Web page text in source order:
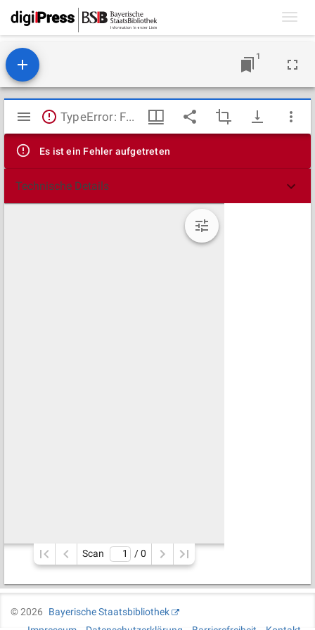
1
Mirador
Viewer
TypeError: Failed to fetch
Es ist ein Fehler aufgetreten
Technische Details
Scan / 0
©2026
Bayerische Staatsbibliothek